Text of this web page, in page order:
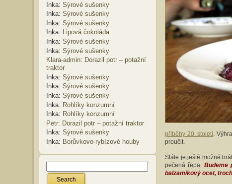
Inka: Sýrové sušenky
Inka: Sýrové sušenky
Inka: Sýrové sušenky
Inka: Lipová čokoláda
Inka: Sýrové sušenky
Inka: Sýrové sušenky
Klara-admin: Dorazil potr – potažní
traktor
Inka: Sýrové sušenky
Inka: Sýrové sušenky
Inka: Sýrové sušenky
Inka: Rohlíky konzumní
Inka: Rohlíky konzumní
Petr: Dorazil potr – potažní traktor
Inka: Sýrové sušenky
Inka: Borůvkovo-rybízové houby
příběhy 20. století .
proučit.
Stále je ještě možné
pečená řepa.
Budeme
balzamikový ocet,